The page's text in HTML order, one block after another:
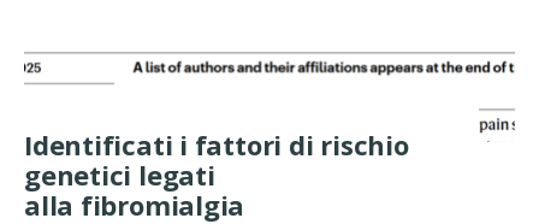
Identificati i fattori di rischio
genetici legati
alla fibromialgia